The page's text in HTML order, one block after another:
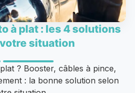
à plat : les 4 solutions
situation
? Booster, câbles à pince,
: la bonne solution selon